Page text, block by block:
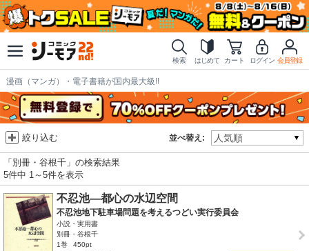
検索 はじめて カート ログイン 会員登録
漫画（マンガ）・電子書籍が国内最大級!!
並べ替え:
絞り込む
「別冊・谷根千」の検索結果
5件中 1～5件を表示
不忍池―都心の水辺空間
不忍池地下駐車場問題を考えるつどい実行委員会
小説・実用書
別冊・谷根千
1巻
450pt